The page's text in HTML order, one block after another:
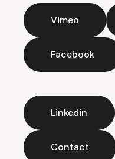
Vimeo
Facebook
Linkedin
Contact